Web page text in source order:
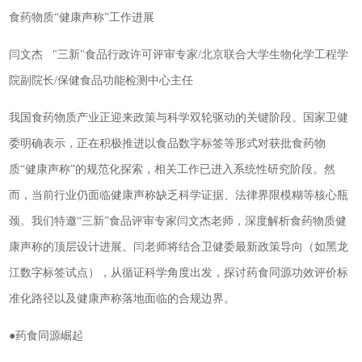
食药物质“健康声称”工作进展
闫文杰 "三新"食品行政许可评审专家/北京联合大学生物化学工程学
院副院长/保健食品功能检测中心主任
我国食药物质产业正迎来政策与科学双轮驱动的关键阶段。国家卫健
委明确表示，正在积极推进以食品数字标签等形式对获批食药物
质“健康声称”的规范化探索，相关工作已进入系统性研究阶段。然
而，当前行业仍面临健康声称缺乏科学证据、法律界限模糊等核心瓶
颈。我们特邀“三新”食品评审专家闫文杰老师，深度解析食药物质健
康声称的顶层设计进展。闫老师将结合卫健委最新政策导向（如黑龙
江数字标签试点），从循证科学角度出发，探讨药食同源功效评价标
准化路径以及健康声称落地面临的合规边界。
●药食同源崛起